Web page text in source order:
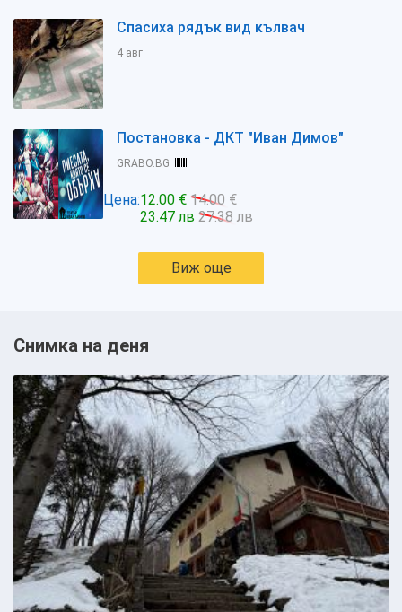
Спасиха рядък вид кълвач
4 авг
Постановка - ДКТ "Иван Димов"
GRABO.BG
Цена:12.00 € 14.00 €
23.47 лв 27.38 лв
Виж още
Снимка на деня